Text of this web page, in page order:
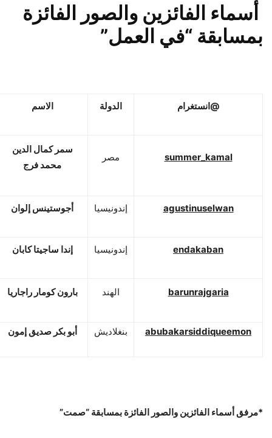
أسماء الفائزين والصور الفائزة
بمسابقة “في العمل”
@انستغرام الدولة الاسم
summer_kamal مصر
سمر كمال الدين
محمد فرج
agustinuselwan إندونيسيا أجوستينس إلوان
endakaban إندونيسيا إندا ساجيتا كابان
barunrajgaria الهند بارون كومار راجاريا
abubakarsiddiqueemon بنغلاديش أبو بكر صديق إمون
*مرفق أسماء الفائزين والصور الفائزة بمسابقة “صمت”